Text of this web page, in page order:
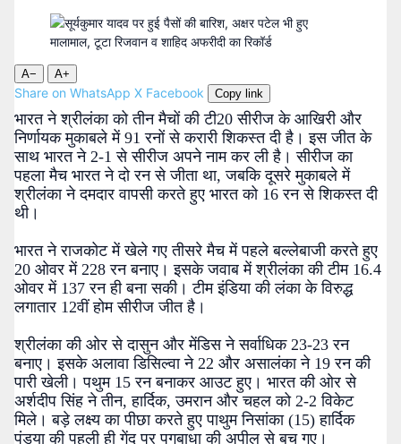
A− A+
Share on WhatsApp X Facebook Copy link
भारत ने श्रीलंका को तीन मैचों की टी20 सीरीज के आखिरी और
निर्णायक मुकाबले में 91 रनों से करारी शिकस्त दी है। इस जीत के
साथ भारत ने 2-1 से सीरीज अपने नाम कर ली है। सीरीज का
पहला मैच भारत ने दो रन से जीता था, जबकि दूसरे मुकाबले में
श्रीलंका ने दमदार वापसी करते हुए भारत को 16 रन से शिकस्त दी
थी।
भारत ने राजकोट में खेले गए तीसरे मैच में पहले बल्लेबाजी करते हुए
20 ओवर में 228 रन बनाए। इसके जवाब में श्रीलंका की टीम 16.4
ओवर में 137 रन ही बना सकी। टीम इंडिया की लंका के विरुद्ध
लगातार 12वीं होम सीरीज जीत है।
श्रीलंका की ओर से दासुन और मेंडिस ने सर्वाधिक 23-23 रन
बनाए। इसके अलावा डिसिल्वा ने 22 और असालंका ने 19 रन की
पारी खेली। पथुम 15 रन बनाकर आउट हुए। भारत की ओर से
अर्शदीप सिंह ने तीन, हार्दिक, उमरान और चहल को 2-2 विकेट
मिले। बड़े लक्ष्य का पीछा करते हुए पाथुम निसांका (15) हार्दिक
पंड्या की पहली ही गेंद पर पगबाधा की अपील से बच गए।